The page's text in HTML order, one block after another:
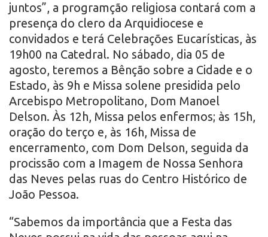
juntos”, a programção religiosa contará com a
presença do clero da Arquidiocese e
convidados e terá Celebrações Eucarísticas, às
19h00 na Catedral. No sábado, dia 05 de
agosto, teremos a Bênção sobre a Cidade e o
Estado, às 9h e Missa solene presidida pelo
Arcebispo Metropolitano, Dom Manoel
Delson. Às 12h, Missa pelos enfermos; às 15h,
oração do terço e, às 16h, Missa de
encerramento, com Dom Delson, seguida da
procissão com a Imagem de Nossa Senhora
das Neves pelas ruas do Centro Histórico de
João Pessoa.
“Sabemos da importância que a Festa das